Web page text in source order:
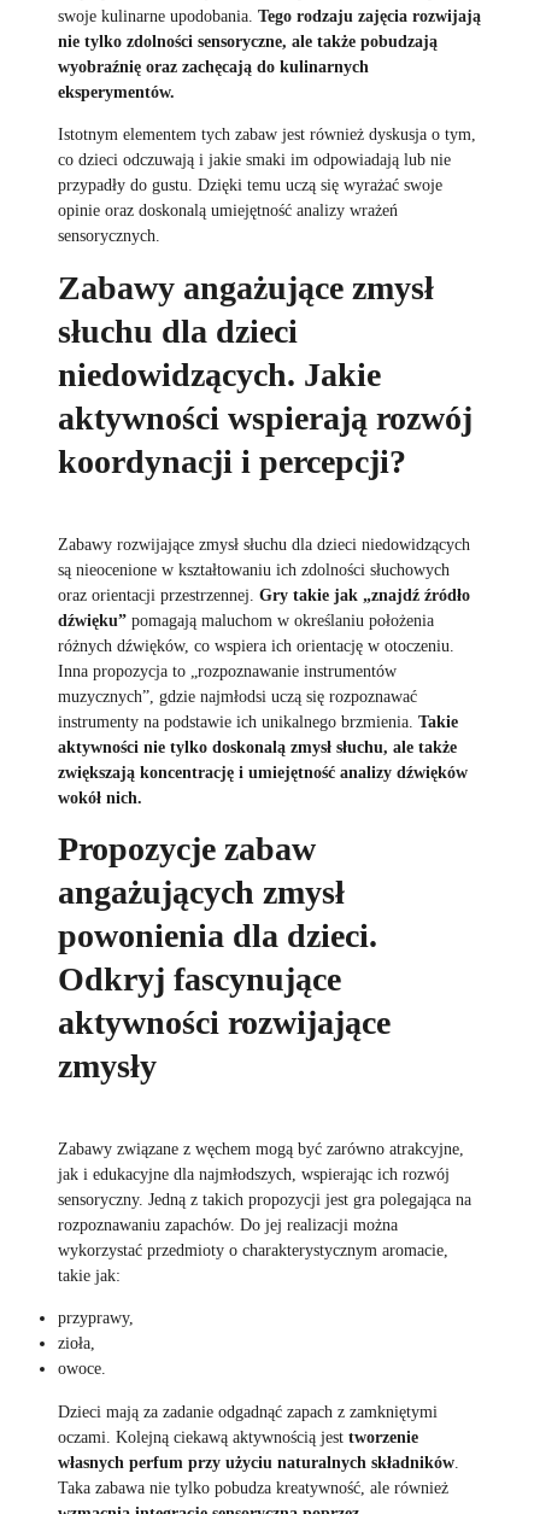
swoje kulinarne upodobania. Tego rodzaju zajęcia rozwijają
nie tylko zdolności sensoryczne, ale także pobudzają
wyobraźnię oraz zachęcają do kulinarnych
eksperymentów.
Istotnym elementem tych zabaw jest również dyskusja o tym,
co dzieci odczuwają i jakie smaki im odpowiadają lub nie
przypadły do gustu. Dzięki temu uczą się wyrażać swoje
opinie oraz doskonalą umiejętność analizy wrażeń
sensorycznych.
Zabawy angażujące zmysł
słuchu dla dzieci
niedowidzących. Jakie
aktywności wspierają rozwój
koordynacji i percepcji?
Zabawy rozwijające zmysł słuchu dla dzieci niedowidzących
są nieocenione w kształtowaniu ich zdolności słuchowych
oraz orientacji przestrzennej. Gry takie jak „znajdź źródło
dźwięku” pomagają maluchom w określaniu położenia
różnych dźwięków, co wspiera ich orientację w otoczeniu.
Inna propozycja to „rozpoznawanie instrumentów
muzycznych”, gdzie najmłodsi uczą się rozpoznawać
instrumenty na podstawie ich unikalnego brzmienia. Takie
aktywności nie tylko doskonalą zmysł słuchu, ale także
zwiększają koncentrację i umiejętność analizy dźwięków
wokół nich.
Propozycje zabaw
angażujących zmysł
powonienia dla dzieci.
Odkryj fascynujące
aktywności rozwijające
zmysły
Zabawy związane z węchem mogą być zarówno atrakcyjne,
jak i edukacyjne dla najmłodszych, wspierając ich rozwój
sensoryczny. Jedną z takich propozycji jest gra polegająca na
rozpoznawaniu zapachów. Do jej realizacji można
wykorzystać przedmioty o charakterystycznym aromacie,
takie jak:
przyprawy,
zioła,
owoce.
Dzieci mają za zadanie odgadnąć zapach z zamkniętymi
oczami. Kolejną ciekawą aktywnością jest tworzenie
własnych perfum przy użyciu naturalnych składników
Taka zabawa nie tylko pobudza kreatywność, ale również